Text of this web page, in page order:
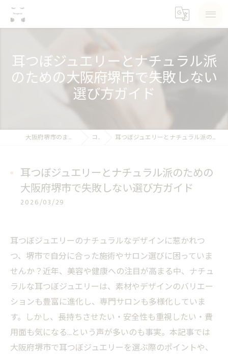
耳つぼジュエリーとナチュラル派
のための大阪府堺市で失敗しない
選び方ガイド
大阪府堺市のまつげパーマならSea pear コラム 耳つぼジュエリーとナチュラル派のための大阪府堺市で失敗しない選び方ガイド
耳つぼジュエリーとナチュラル派のための
大阪府堺市で失敗しない選び方ガイド
2026/03/29
耳つぼジュエリーのナチュラルなデザインに惹かれつ
つ、堺市で自分に合った施術やサロン選びに困っていま
せんか？近年、美容や健康への注目が高まる中、ナチュ
ラルな耳つぼジュエリーは、素材やデザインのバリエー
ションも豊富に進化し、専門サロンも多様化していま
す。しかし、長持ちさせたい・安全性も重視したい・費
用面も気になる…という声が多いのも事実。本記事では
大阪府堺市で耳つぼジュエリーを選ぶ際のポイントや、